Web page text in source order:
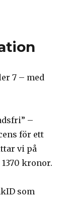
7 – med
–
för ett
vi på
kronor.
som